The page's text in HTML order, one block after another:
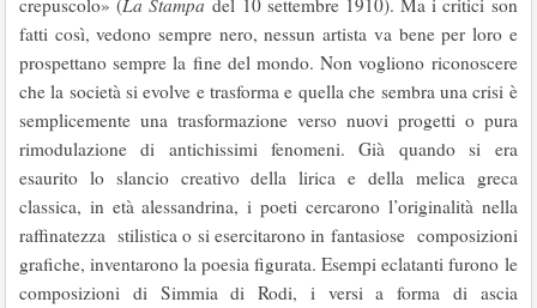
crepuscolo» (La Stampadel 10 settembre 1910). Ma i critici son
fatti così, vedono sempre nero, nessun artista va bene per loro e
prospettano sempre la fine del mondo. Non vogliono riconoscere
che la società si evolve e trasforma e quella che sembra una crisi è
semplicemente una trasformazione verso nuovi progetti o pura
rimodulazione di antichissimi fenomeni. Già quando si era
esaurito lo slancio creativo della lirica e della melica greca
classica, in età alessandrina, i poeti cercarono l’originalità nella
raffinatezza stilistica o si esercitarono in fantasiose composizioni
grafiche, inventarono la poesia figurata. Esempi eclatanti furono le
composizioni di Simmia di Rodi, i versi a forma di ascia